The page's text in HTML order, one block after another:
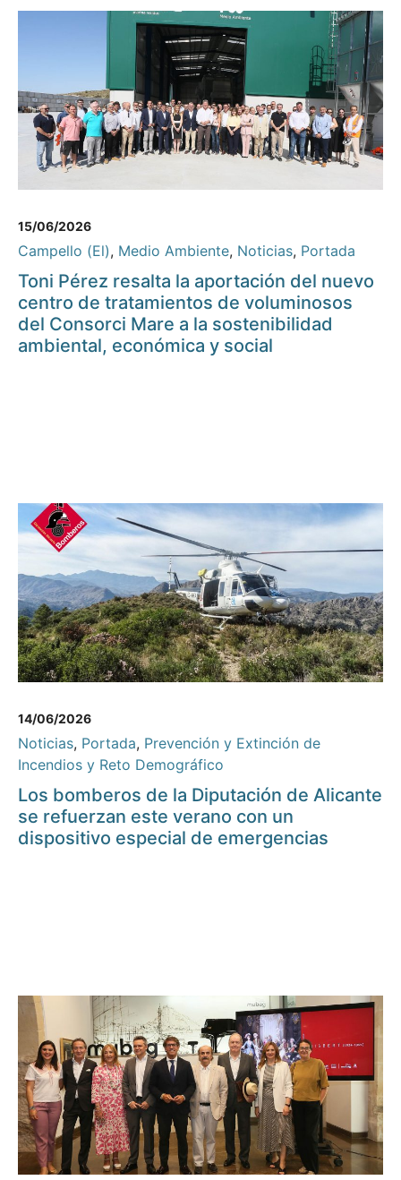
15/06/2026
Campello (El), Medio Ambiente, Noticias, Portada
Toni Pérez resalta la aportación del nuevo
centro de tratamientos de voluminosos
del Consorci Mare a la sostenibilidad
ambiental, económica y social
14/06/2026
Noticias, Portada, Prevención y Extinción de
Incendios y Reto Demográfico
Los bomberos de la Diputación de Alicante
se refuerzan este verano con un
dispositivo especial de emergencias